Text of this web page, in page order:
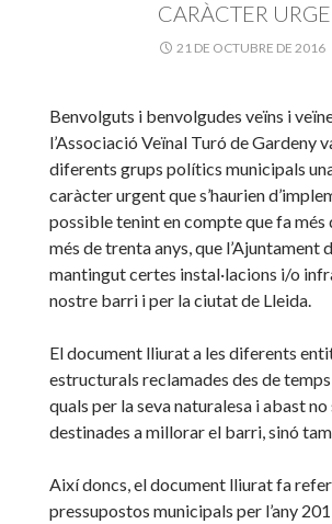
CARÀCTER
21 DE OCTUBRE DE 2016
Benvolguts i benvolgudes veïns i
l’Associació Veïnal Turó de Gardeny
diferents grups polítics municipals
caràcter urgent que s’haurien
possible tenint en compte que fa més
més de trenta anys, que l’Ajuntament
mantingut certes instal·lacions i/o
nostre barri i per la ciutat de Lleida.
El document lliurat a les diferents
estructurals reclamades des de
quals per la seva naturalesa i abast
destinades a millorar el barri, sinó
Així doncs, el document lliurat fa
pressupostos municipals per l’any